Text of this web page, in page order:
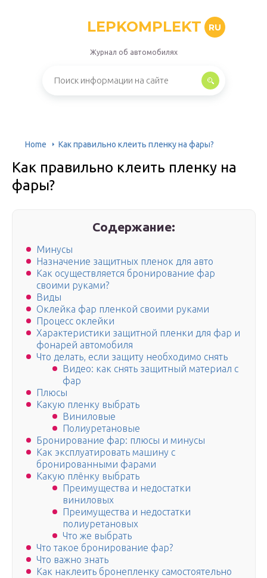
LEPKOMPLEKT RU
Журнал об автомобилях
Home Как правильно клеить пленку на фары?
Как правильно клеить пленку на
фары?
Содержание:
Минусы
Назначение защитных пленок для авто
Как осуществляется бронирование фар
своими руками?
Виды
Оклейка фар пленкой своими руками
Процесс оклейки
Характеристики защитной пленки для фар и
фонарей автомобиля
Что делать, если защиту необходимо снять
Видео: как снять защитный материал с
фар
Плюсы
Какую пленку выбрать
Виниловые
Полиуретановые
Бронирование фар: плюсы и минусы
Как эксплуатировать машину с
бронированными фарами
Какую плёнку выбрать
Преимущества и недостатки
виниловых
Преимущества и недостатки
полиуретановых
Что же выбрать
Что такое бронирование фар?
Что важно знать
Как наклеить бронепленку самостоятельно